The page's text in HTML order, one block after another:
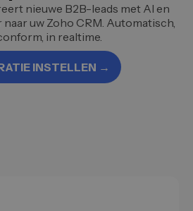
nieuwe B2B-leads met AI en
uw Zoho CRM. Automatisch,
in realtime.
INSTELLEN →